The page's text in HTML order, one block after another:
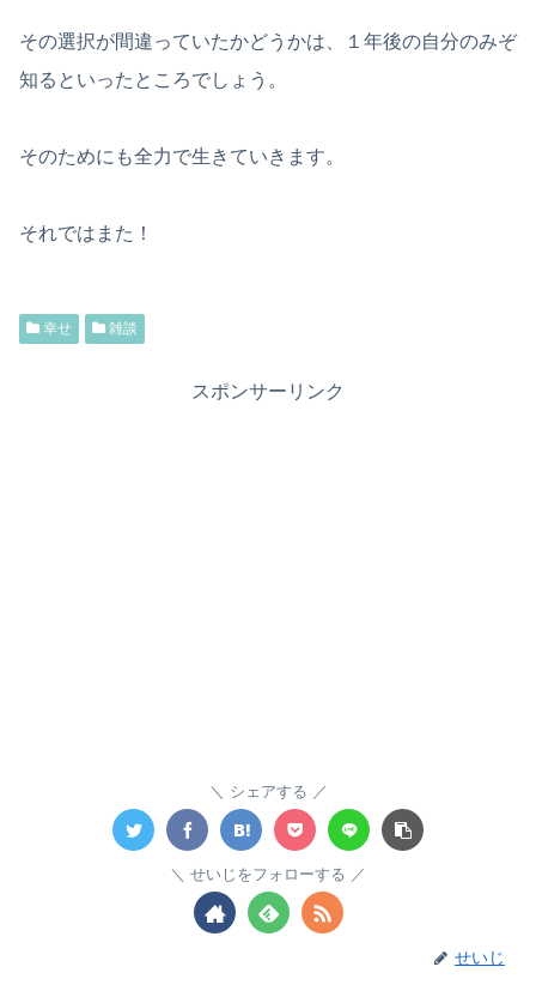
その選択が間違っていたかどうかは、１年後の自分のみぞ
知るといったところでしょう。
そのためにも全力で生きていきます。
それではまた！
幸せ 雑談
スポンサーリンク
シェアする
せいじをフォローする
せいじ